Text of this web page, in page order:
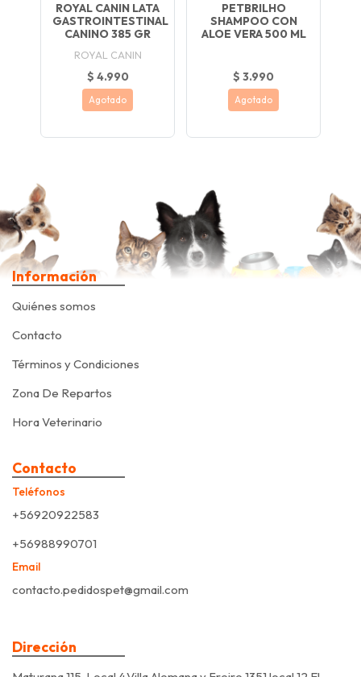
ROYAL CANIN LATA
GASTROINTESTINAL
CANINO 385 GR
ROYAL CANIN
$ 4.990
Agotado
PETBRILHO
SHAMPOO CON
ALOE VERA 500 ML
$ 3.990
Agotado
Información
Quiénes somos
Contacto
Términos y Condiciones
Zona De Repartos
Hora Veterinario
Contacto
Teléfonos
+56920922583
+56988990701
Email
contacto.pedidospet@gmail.com
Dirección